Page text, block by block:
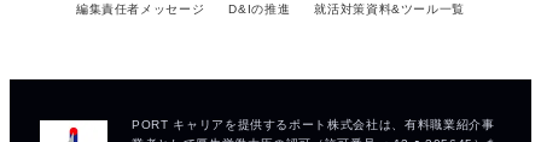
編集責任者メッセージ D&Iの推進 就活対策資料&ツール一覧